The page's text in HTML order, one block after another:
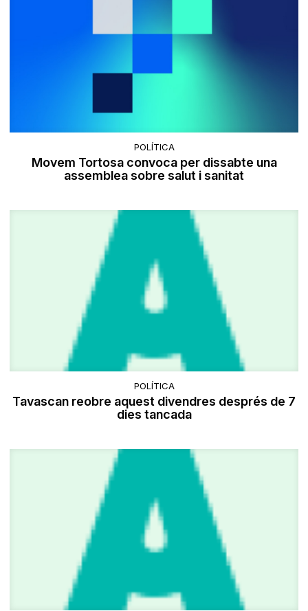
POLÍTICA
Movem Tortosa convoca per dissabte una
assemblea sobre salut i sanitat
POLÍTICA
Tavascan reobre aquest divendres després de 7
dies tancada